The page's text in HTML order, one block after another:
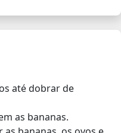
até dobrar de
as bananas.